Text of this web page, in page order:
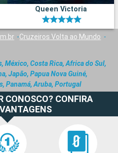
Queen Victoria
Cruzeiros Volta ao Mundo
México, Costa Rica, Africa do Sul,
Japão, Papua Nova Guiné,
Panamá, Aruba, Portugal
CONOSCO? CONFIRA